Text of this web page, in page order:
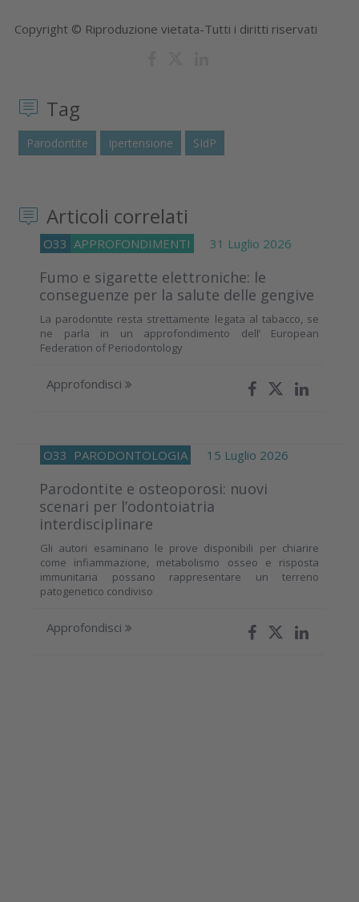
Copyright © Riproduzione vietata-Tutti i diritti riservati
Tag
Parodontite Ipertensione SIdP
Articoli correlati
O33 APPROFONDIMENTI 31 Luglio 2026
Fumo e sigarette elettroniche: le
conseguenze per la salute delle gengive
La parodontite resta strettamente legata al tabacco, se
ne parla in un approfondimento dell’ European
Federation of Periodontology
Approfondisci
O33 PARODONTOLOGIA 15 Luglio 2026
Parodontite e osteoporosi: nuovi
scenari per l’odontoiatria
interdisciplinare
Gli autori esaminano le prove disponibili per chiarire
come infiammazione, metabolismo osseo e risposta
immunitaria possano rappresentare un terreno
patogenetico condiviso
Approfondisci